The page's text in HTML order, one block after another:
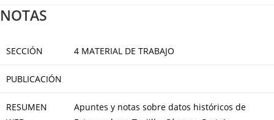
NOTAS
SECCIÓN 4 MATERIAL DE TRABAJO
PUBLICACIÓN
RESUMEN
Apuntes y notas sobre datos históricos de